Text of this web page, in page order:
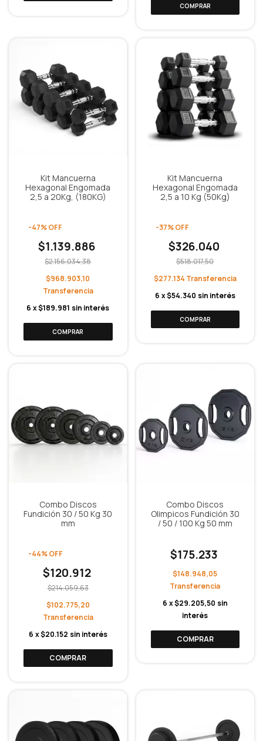
Kit Mancuerna
Hexagonal Engomada
2,5 a 20Kg, (180KG)
-47%OFF
$1.139.886
$2.156.034,38
$968.903,10
6 x$189.981 sin interés
Kit Mancuerna
Hexagonal Engomada
2,5 a 10 Kg (50Kg)
-37%OFF
$326.040
$518.017,50
$277.134
6 x$54.340 sin interés
Combo Discos
Fundición 30 / 50 Kg 30
mm
-44%OFF
$120.912
$214.059,63
$102.775,20
6 x$20.152 sin interés
COMPRAR
Combo Discos
Olimpicos Fundición 30
/ 50 / 100 Kg 50 mm
$175.233
$148.948,05
6 x$29.205,50 sin
interés
COMPRAR